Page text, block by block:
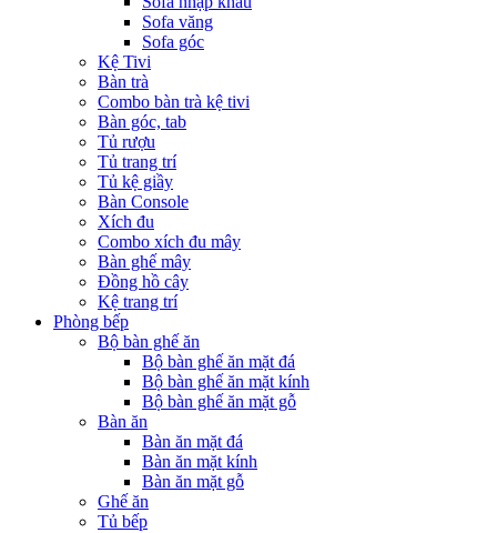
Sofa văng
Sofa góc
Kệ Tivi
Bàn trà
Combo bàn trà kệ tivi
Bàn góc, tab
Tủ rượu
Tủ trang trí
Tủ kệ giầy
Bàn Console
Xích đu
Combo xích đu mây
Bàn ghế mây
Đồng hồ cây
Kệ trang trí
Phòng bếp
Bộ bàn ghế ăn
Bộ bàn ghế ăn mặt đá
Bộ bàn ghế ăn mặt kính
Bộ bàn ghế ăn mặt gỗ
Bàn ăn
Bàn ăn mặt đá
Bàn ăn mặt kính
Bàn ăn mặt gỗ
Ghế ăn
Tủ bếp